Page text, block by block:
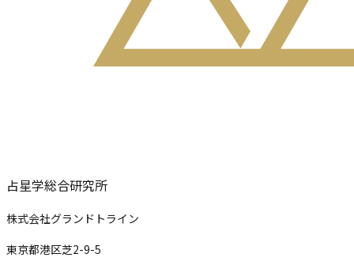
占星学総合研究所
株式会社グランドトライン
東京都港区芝2-9-5